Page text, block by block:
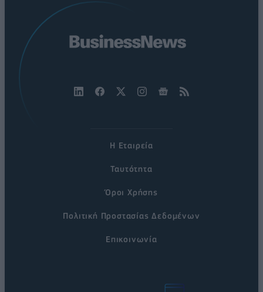
Η Εταιρεία
Ταυτότητα
Όροι Χρήσης
Πολιτική Προστασίας Δεδομένων
Επικοινωνία